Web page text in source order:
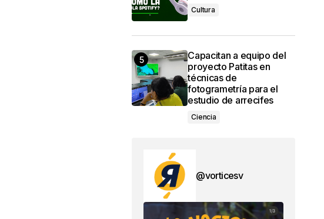
Cultura
Capacitan a equipo del
proyecto Patitas en
técnicas de
fotogrametría para el
estudio de arrecifes
Ciencia
@vorticesv